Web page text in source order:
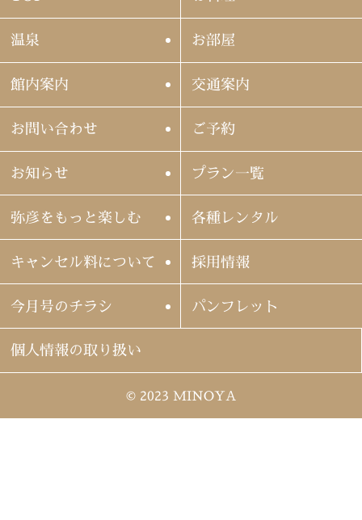
温泉 お部屋
館内案内 交通案内
お問い合わせ ご予約
お知らせ プラン一覧
弥彦をもっと楽しむ 各種レンタル
キャンセル料について 採用情報
今月号のチラシ パンフレット
個人情報の取り扱い
© 2023 MINOYA